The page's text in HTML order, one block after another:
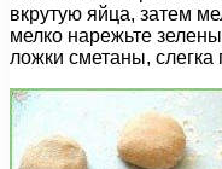
вкрутую яйца, затем
мелко нарежьте
ложки сметаны, слегка